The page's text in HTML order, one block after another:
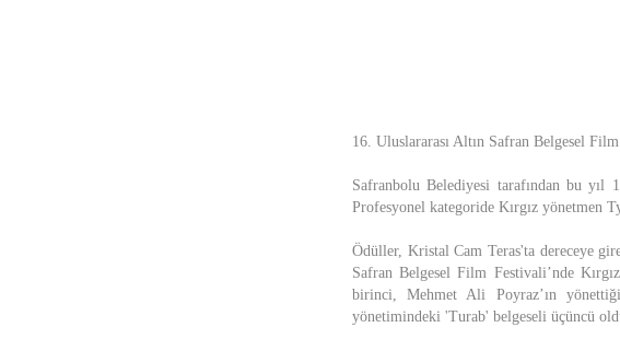
16. Uluslararası Altın Safran Belgesel
Safranbolu Belediyesi tarafından bu yıl
Profesyonel kategoride Kırgız yönetmen
Ödüller, Kristal Cam Teras'ta dereceye
Safran Belgesel Film Festivali’nde
birinci, Mehmet Ali Poyraz’ın
yönetimindeki 'Turab' belgeseli üçüncü